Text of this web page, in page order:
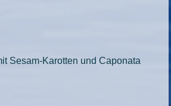
Sesam-Karotten und Caponata